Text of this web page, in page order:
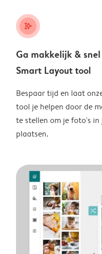
stars_plus
Ga makkelijk &
Smart Layout tool
Bespaar tijd en laat
tool je helpen door de
te stellen om je foto's
plaatsen.